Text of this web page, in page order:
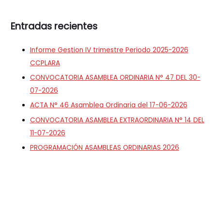
Entradas recientes
Informe Gestion IV trimestre Periodo 2025-2026
CCPLARA
CONVOCATORIA ASAMBLEA ORDINARIA N° 47 DEL 30-
07-2026
ACTA N° 46 Asamblea Ordinaria del 17-06-2026
CONVOCATORIA ASAMBLEA EXTRAORDINARIA N° 14 DEL
11-07-2026
PROGRAMACIÓN ASAMBLEAS ORDINARIAS 2026